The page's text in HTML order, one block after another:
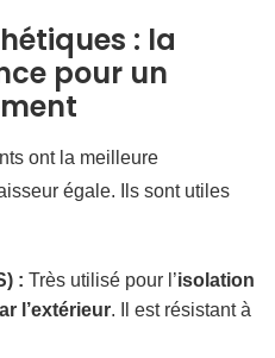
: la
pour un
ont la meilleure
égale. Ils sont utiles
: Très utilisé pour l’isolation
l’extérieur. Il est résistant à